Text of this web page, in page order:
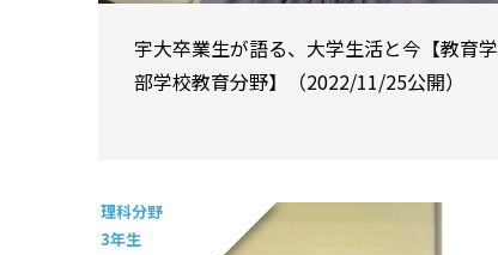
宇大卒業生が語る、大学生活と今【教育学
部学校教育分野】（2022/11/25公開）
理科分野
3年生